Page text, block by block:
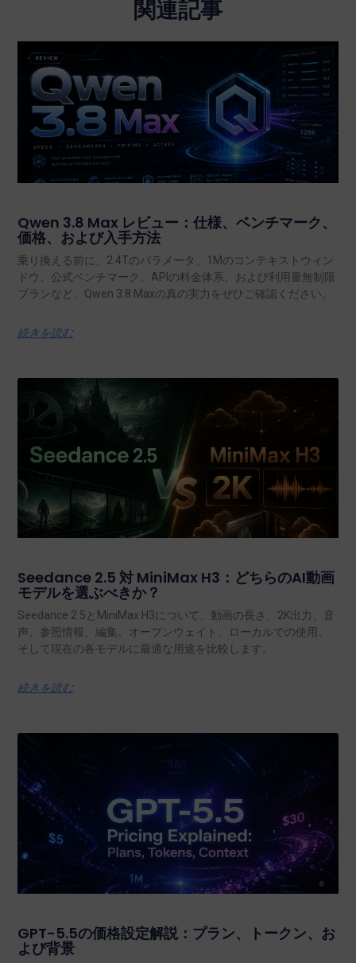
関連記事
Qwen 3.8 Max レビュー：仕様、ベンチマーク、
価格、および入手方法
乗り換える前に、2.4Tのパラメータ、1Mのコンテキストウィン
ドウ、公式ベンチマーク、APIの料金体系、および利用量無制限
プランなど、Qwen 3.8 Maxの真の実力をぜひご確認ください。.
続きを読む
Seedance 2.5 対 MiniMax H3：どちらのAI動画
モデルを選ぶべきか？
Seedance 2.5とMiniMax H3について、動画の長さ、2K出力、音
声、参照情報、編集、オープンウェイト、ローカルでの使用、
そして現在の各モデルに最適な用途を比較します。.
続きを読む
GPT-5.5の価格設定解説：プラン、トークン、お
よび背景